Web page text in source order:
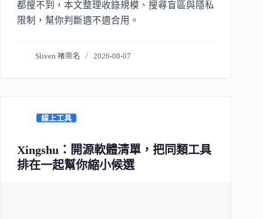
都搜不到，本文整理收錄規模、搜尋盲區與隱私
限制，幫你判斷適不適合用。
Sliven 褚崇名 2026-08-07
線上工具
Xingshu：開源軟體清單，把同類工具
排在一起幫你縮小候選